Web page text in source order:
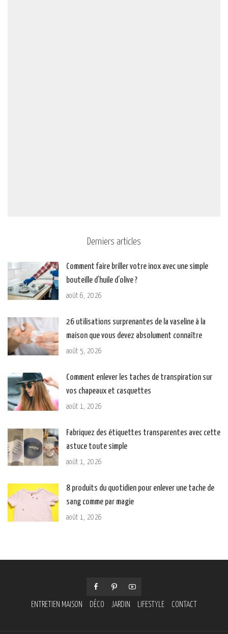
Derniers articles
Comment faire briller votre inox avec une simple
bouteille d’huile d’olive ?
août 6, 2026
26 utilisations surprenantes de la vaseline à la
maison que vous devez absolument connaître
août 5, 2026
Comment enlever les taches de transpiration sur
vos chapeaux et casquettes
août 1, 2026
Fabriquez des étiquettes transparentes avec cette
astuce toute simple
août 1, 2026
8 produits du quotidien pour enlever une tache de
sang comme par magie
août 1, 2026
ENTRETIEN MAISON DÉCO JARDIN LIFESTYLE CONTACT